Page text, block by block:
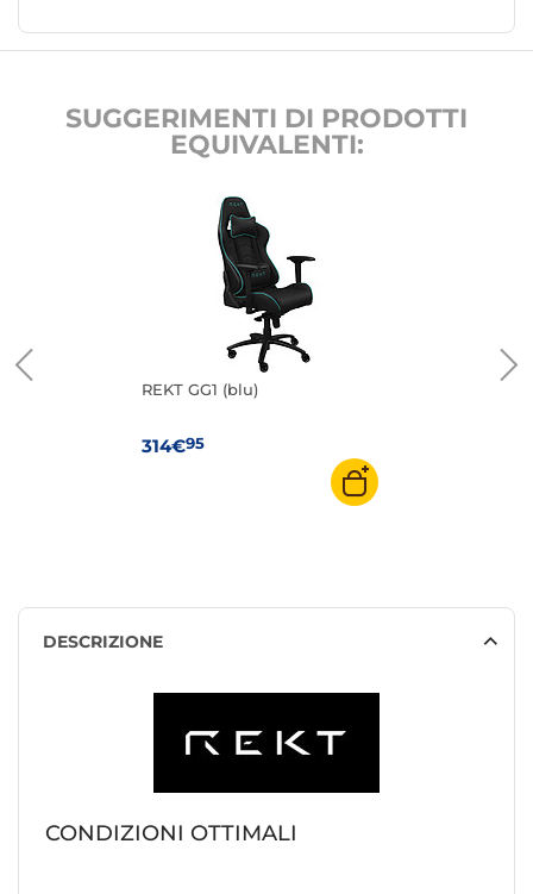
SUGGERIMENTI DI PRODOTTI
EQUIVALENTI:
REKT GG1 (blu)
314€95
DESCRIZIONE
CONDIZIONI OTTIMALI